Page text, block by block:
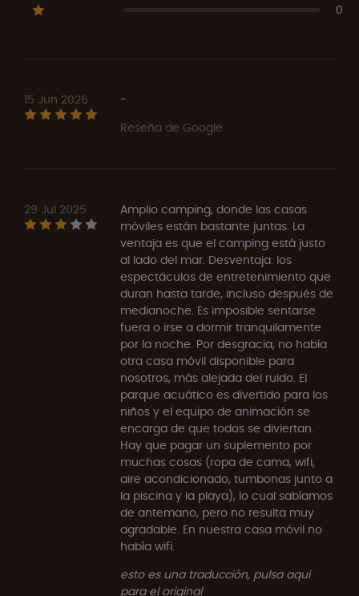
0
15 Jun 2026
-
Reseña de Google
29 Jul 2025
Amplio camping, donde las casas
móviles están bastante juntas. La
ventaja es que el camping está justo
al lado del mar. Desventaja: los
espectáculos de entretenimiento que
duran hasta tarde, incluso después de
medianoche. Es imposible sentarse
fuera o irse a dormir tranquilamente
por la noche. Por desgracia, no había
otra casa móvil disponible para
nosotros, más alejada del ruido. El
parque acuático es divertido para los
niños y el equipo de animación se
encarga de que todos se diviertan.
Hay que pagar un suplemento por
muchas cosas (ropa de cama, wifi,
aire acondicionado, tumbonas junto a
la piscina y la playa), lo cual sabíamos
de antemano, pero no resulta muy
agradable. En nuestra casa móvil no
había wifi.
esto es una traducción, pulsa aquí
para el original